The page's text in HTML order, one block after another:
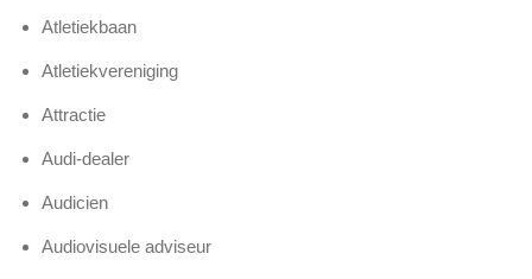
Atletiekbaan
Atletiekvereniging
Attractie
Audi-dealer
Audicien
Audiovisuele adviseur